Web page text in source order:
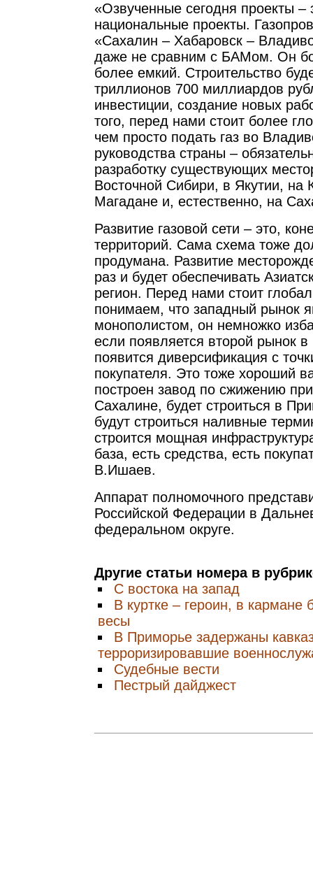
«Озвученные сегодня проекты
национальные проекты.
«Сахалин – Хабаровск –
даже не сравним с БАМом. Он
более емкий. Строительство
триллионов 700 миллиардов
инвестиции, создание новых
того, перед нами стоит более
чем просто подать газ во
руководства страны –
разработку существующих
Восточной Сибири, в Якутии, на
Магадане и, естественно, на
Развитие газовой сети – это,
территорий. Сама схема тоже
продумана. Развитие
раз и будет обеспечивать
регион. Перед нами стоит
понимаем, что западный рынок
монополистом, он немножко
если появляется второй рынок
появится диверсификация с
покупателя. Это тоже хороший
построен завод по сжижению
Сахалине, будет строиться в
будут строиться наливные
строится мощная
база, есть средства, есть
В.Ишаев.
Аппарат полномочного
Российской Федерации в
федеральном округе.
Другие статьи номера в
С востока на запад
В куртке – героин, в кармане
весы
В Приморье задержаны
терроризировавшие
Судебные вести
Пестрый дайджест